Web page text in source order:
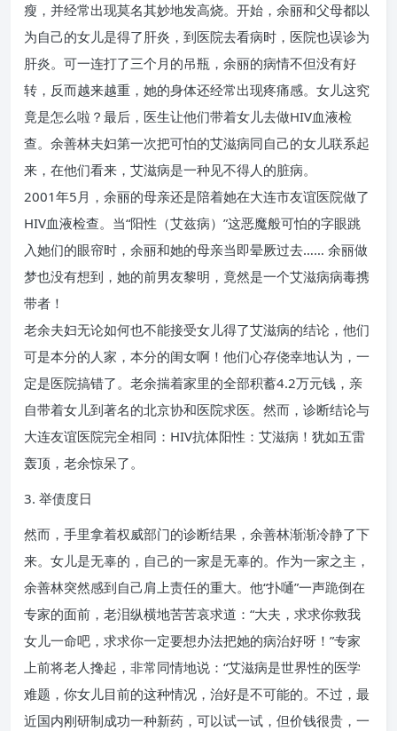
瘦，并经常出现莫名其妙地发高烧。开始，余丽和父母都以
为自己的女儿是得了肝炎，到医院去看病时，医院也误诊为
肝炎。可一连打了三个月的吊瓶，余丽的病情不但没有好
转，反而越来越重，她的身体还经常出现疼痛感。女儿这究
竟是怎么啦？最后，医生让他们带着女儿去做HIV血液检
查。余善林夫妇第一次把可怕的艾滋病同自己的女儿联系起
来，在他们看来，艾滋病是一种见不得人的脏病。
2001年5月，余丽的母亲还是陪着她在大连市友谊医院做了
HIV血液检查。当“阳性（艾兹病）”这恶魔般可怕的字眼跳
入她们的眼帘时，余丽和她的母亲当即晕厥过去…… 余丽做
梦也没有想到，她的前男友黎明，竟然是一个艾滋病病毒携
带者！
老余夫妇无论如何也不能接受女儿得了艾滋病的结论，他们
可是本分的人家，本分的闺女啊！他们心存侥幸地认为，一
定是医院搞错了。老余揣着家里的全部积蓄4.2万元钱，亲
自带着女儿到著名的北京协和医院求医。然而，诊断结论与
大连友谊医院完全相同：HIV抗体阳性：艾滋病！犹如五雷
轰顶，老余惊呆了。
3. 举债度日
然而，手里拿着权威部门的诊断结果，余善林渐渐冷静了下
来。女儿是无辜的，自己的一家是无辜的。作为一家之主，
余善林突然感到自己肩上责任的重大。他“扑嗵”一声跪倒在
专家的面前，老泪纵横地苦苦哀求道：“大夫，求求你救我
女儿一命吧，求求你一定要想办法把她的病治好呀！”专家
上前将老人搀起，非常同情地说：“艾滋病是世界性的医学
难题，你女儿目前的这种情况，治好是不可能的。不过，最
近国内刚研制成功一种新药，可以试一试，但价钱很贵，一